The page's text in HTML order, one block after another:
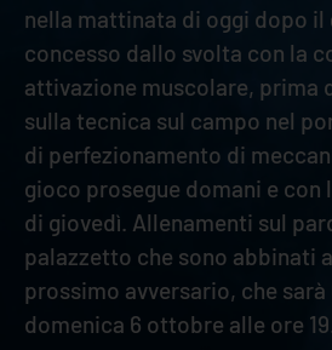
nella mattinata di oggi dopo
concesso dallo svolta con la
attivazione muscolare, prima
sulla tecnica sul campo nel
di perfezionamento di
gioco prosegue domani e con
di giovedì. Allenamenti sul
palazzetto che sono abbinati
prossimo avversario, che
domenica 6 ottobre alle ore